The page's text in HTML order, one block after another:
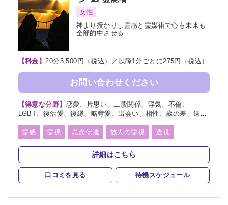
女性
神より授かりし霊感と霊媒術で心も未来も
全部的中させる
【料金】 20分5,500円（税込）／以降1分ごとに275円（税込）
お問い合わせください
【得意な分野】 恋愛、片思い、二股関係、浮気、不倫、
LGBT、復活愛、復縁、略奪愛、出会い、相性、歳の差、遠距
教育、介護、進路、学業、受験、仕事、就職、天職、転職、適
職、人間関係、人生相談、健康、金運、引越し、開運、故人、
生霊、相手の気持ち、総合運、運勢、過去、未来、将来、心霊
相談、心霊写真、ペット、霊障、カルマ、パラレルワールド、
縁結び、縁切り、人探し、物探し
霊感 霊視 思念伝達 故人の霊視 透視
オーラ透視 未来予知 霊聴 霊査 霊眼 前世
後世 来世 神通力 守護霊 背後霊
死者霊の降霊 イタコ口寄せ 霊媒(憑依)
チャネリング オーラリーディング
詳細はこちら
口コミを見る 待機スケジュール